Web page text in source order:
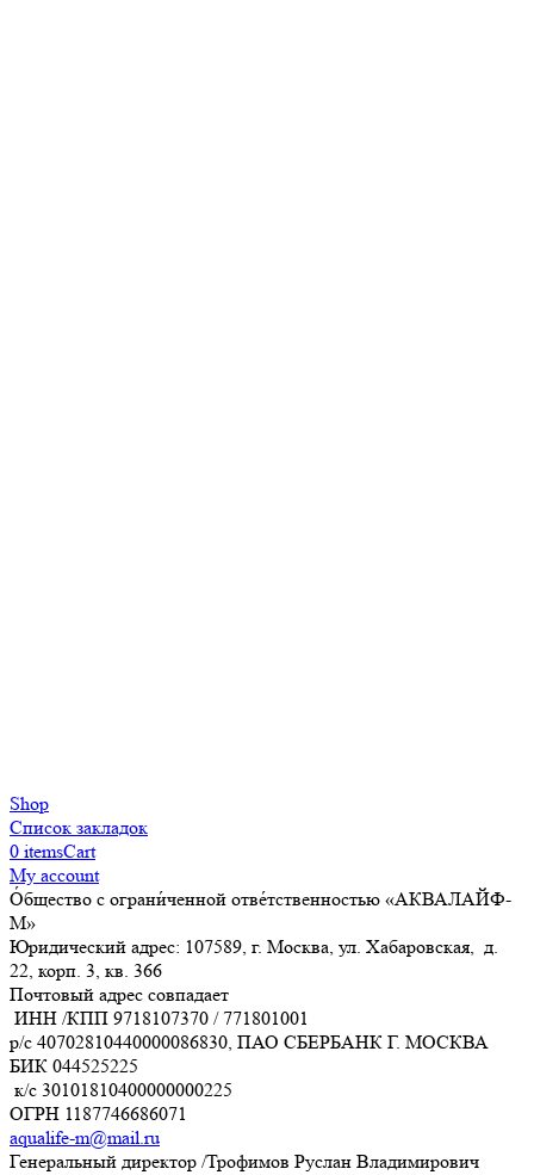
Shop
Список закладок
0 itemsCart
My account
О́бщество с ограни́ченной отве́тственностью «АКВАЛАЙФ-
М»
Юридический адрес: 107589, г. Москва, ул. Хабаровская, д.
22, корп. 3, кв. 366
Почтовый адрес совпадает
ИНН /КПП 9718107370 /771801001
р/с 40702810440000086830, ПАО СБЕРБАНК Г. МОСКВА
БИК 044525225
к/с 30101810400000000225
ОГРН 1187746686071
aqualife-m@mail.ru
Генеральный директор /Трофимов Руслан Владимирович